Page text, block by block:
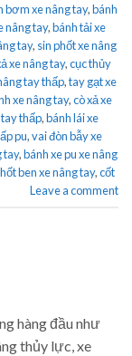
bơm xe nâng tay,bánh
nâng tay,bánh tải xe
tay, sin phốt xe nâng
xe nâng tay,cục thủy
tay thấp,tay gạt xe
xe nâng tay,cò xả xe
thấp,bánh lái xe
pu,vai đòn bẫy xe
tay,bánh xe pu xe nâng
ben xe nâng tay,cốt
Leave a comment
hàng đầu như
thủy lực, xe